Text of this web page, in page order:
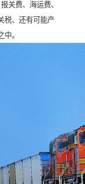
关费、海运费、
税、还有可能产
。